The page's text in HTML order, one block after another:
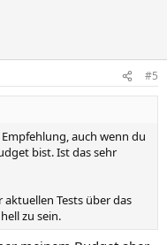
#5
auch wenn du
bist. Ist das sehr
Tests über das
zu sein.